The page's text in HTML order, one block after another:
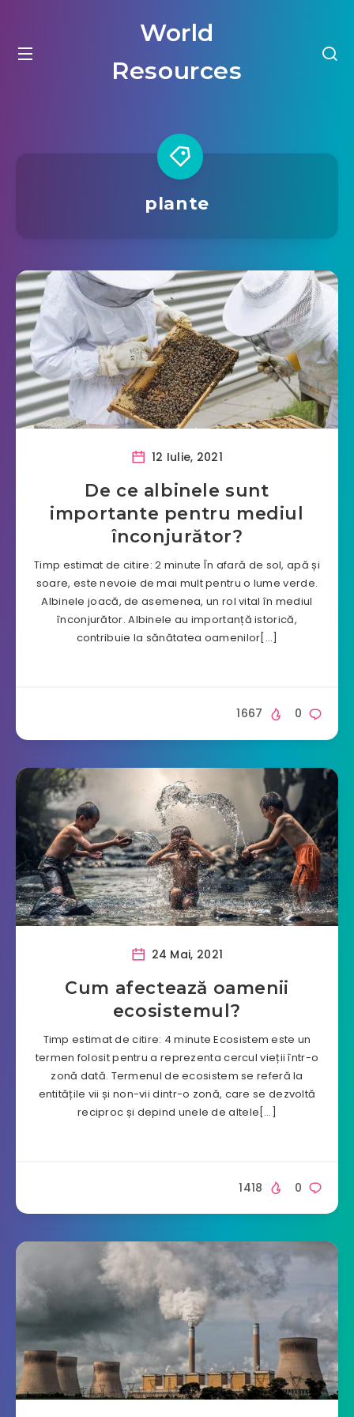
World
Resources
plante
12 Iulie, 2021
De ce albinele sunt
importante pentru mediul
înconjurător?
Timp estimat de citire: 2 minute În afară de sol, apă și
soare, este nevoie de mai mult pentru o lume verde.
Albinele joacă, de asemenea, un rol vital în mediul
înconjurător. Albinele au importanță istorică,
contribuie la sănătatea oamenilor[…]
0
1667
24 Mai, 2021
Cum afectează oamenii
ecosistemul?
Timp estimat de citire: 4 minute Ecosistem este un
termen folosit pentru a reprezenta cercul vieții într-o
zonă dată. Termenul de ecosistem se referă la
entitățile vii și non-vii dintr-o zonă, care se dezvoltă
reciproc și depind unele de altele[…]
0
1418